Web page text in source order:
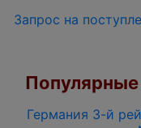
Запрос на
Германия 3-й